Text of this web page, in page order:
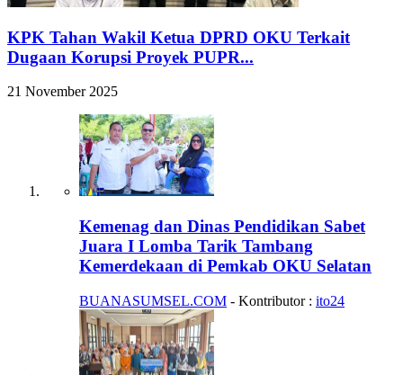
KPK Tahan Wakil Ketua DPRD OKU Terkait
Dugaan Korupsi Proyek PUPR...
21 November 2025
Kemenag dan Dinas Pendidikan Sabet
Juara I Lomba Tarik Tambang
Kemerdekaan di Pemkab OKU Selatan
BUANASUMSEL.COM - Kontributor : ito24